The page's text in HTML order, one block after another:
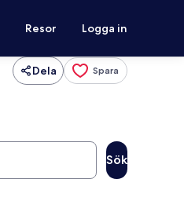
Resor Logga in
Dela Spara
Sök